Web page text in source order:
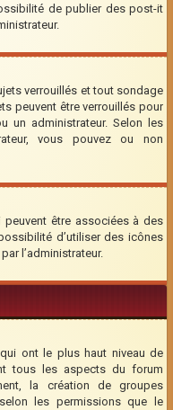
de publier des post-it
verrouillés et tout sondage
peuvent être verrouillés pour
un administrateur. Selon les
vous pouvez ou non
être associées à des
d’utiliser des icônes
l’administrateur.
ont le plus haut niveau de
tous les aspects du forum
la création de groupes
les permissions que le